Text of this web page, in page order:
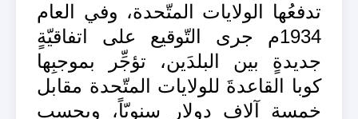
تدفعُها الولايات المتّحدة، وفي العام
1934م جرى التّوقيع على اتفاقيّةٍ
جديدةٍ بين البلدَين، تؤجِّر بموجبِها
كوبا القاعدةَ للولايات المتّحدة مقابل
خمسة آلاف دولار سنويّاً، وبحسب